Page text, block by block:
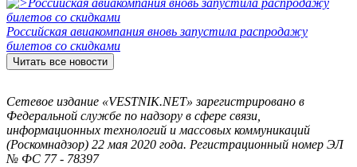
Российская авиакомпания вновь запустила распродажу
билетов со скидками
Читать все новости
Сетевое издание «VESTNIK.NET» зарегистрировано в
Федеральной службе по надзору в сфере связи,
информационных технологий и массовых коммуникаций
(Роскомнадзор) 22 мая 2020 года. Регистрационный номер ЭЛ
№ ФС 77 - 78397